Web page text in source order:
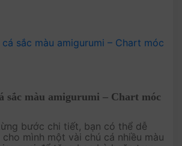
sắc màu amigurumi – Chart móc
bước chi tiết, bạn có thể dễ
mình một vài chú cá nhiều màu